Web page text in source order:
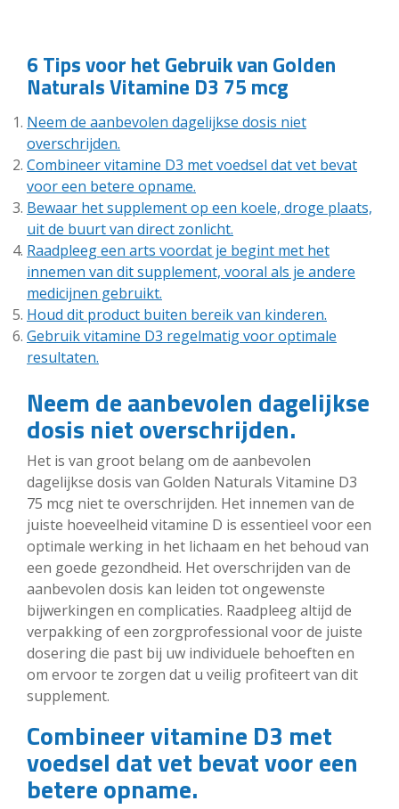
6 Tips voor het Gebruik van Golden
Naturals Vitamine D3 75 mcg
Neem de aanbevolen dagelijkse dosis niet
overschrijden.
Combineer vitamine D3 met voedsel dat vet bevat
voor een betere opname.
Bewaar het supplement op een koele, droge plaats,
uit de buurt van direct zonlicht.
Raadpleeg een arts voordat je begint met het
innemen van dit supplement, vooral als je andere
medicijnen gebruikt.
Houd dit product buiten bereik van kinderen.
Gebruik vitamine D3 regelmatig voor optimale
resultaten.
Neem de aanbevolen dagelijkse
dosis niet overschrijden.
Het is van groot belang om de aanbevolen
dagelijkse dosis van Golden Naturals Vitamine D3
75 mcg niet te overschrijden. Het innemen van de
juiste hoeveelheid vitamine D is essentieel voor een
optimale werking in het lichaam en het behoud van
een goede gezondheid. Het overschrijden van de
aanbevolen dosis kan leiden tot ongewenste
bijwerkingen en complicaties. Raadpleeg altijd de
verpakking of een zorgprofessional voor de juiste
dosering die past bij uw individuele behoeften en
om ervoor te zorgen dat u veilig profiteert van dit
supplement.
Combineer vitamine D3 met
voedsel dat vet bevat voor een
betere opname.